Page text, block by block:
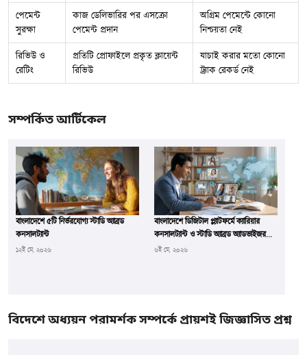
পেমেন্ট
সুরক্ষা
কাজ ডেলিভারির পর এসক্রো
পেমেন্ট প্রদান
অগ্রিম পেমেন্টে কোনো
নিশ্চয়তা নেই
রিভিউ ও
রেটিং
প্রতিটি প্রোফাইলে প্রকৃত ক্লায়েন্ট
রিভিউ
যাচাই করার মতো কোনো
ট্র্যাক রেকর্ড নেই
সম্পর্কিত আর্টিকেল
বাংলাদেশে ৫টি নির্ভরযোগ্য স্টাডি অ্যাব্রড
কনসালট্যান্ট
১২ই মে, ২০২৬
বাংলাদেশে ডিজিটাল প্ল্যাটফর্মে ক্যারিয়ার
কনসালট্যান্ট ও স্টাডি অ্যাব্রড অ্যাডভাইজরদের
সাফল্য
৬ই মে, ২০২৬
বিদেশে অধ্যয়ন পরামর্শক সম্পর্কে প্রায়শই জিজ্ঞাসিত প্রশ্ন